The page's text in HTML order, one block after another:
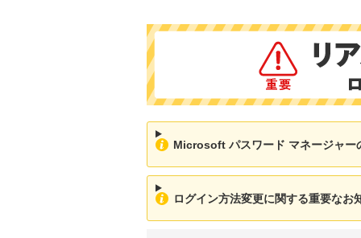
Microsoft パスワード マネージャー
ログイン方法変更に関する重要なお